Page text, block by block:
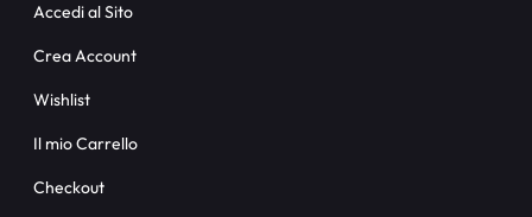
Accedi al Sito
Crea Account
Wishlist
Il mio Carrello
Checkout